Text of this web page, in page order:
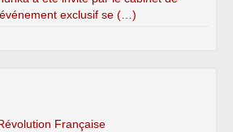
exclusif se (…)
Française